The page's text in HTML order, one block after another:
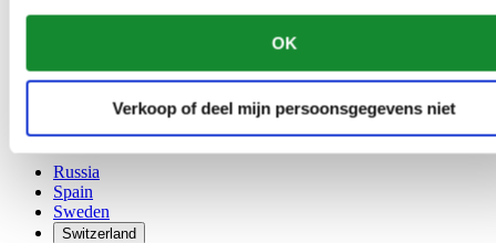
OK
Verkoop of deel mijn persoonsgegevens niet
Ireland
Français
Poland
Russia
Spain
Sweden
Switzerland